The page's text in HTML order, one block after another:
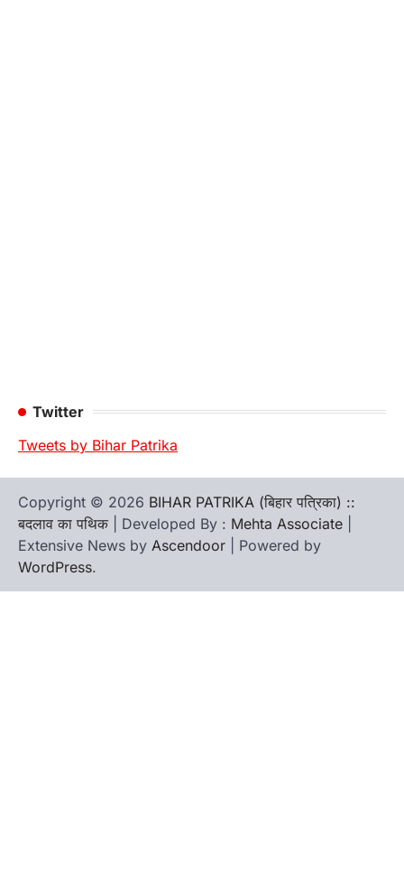
Twitter
Tweets by Bihar Patrika
Copyright © 2026 BIHAR PATRIKA (बिहार पत्रिका) ::
बदलाव का पथिक | Developed By : Mehta Associate
Extensive News by Ascendoor | Powered by
WordPress.